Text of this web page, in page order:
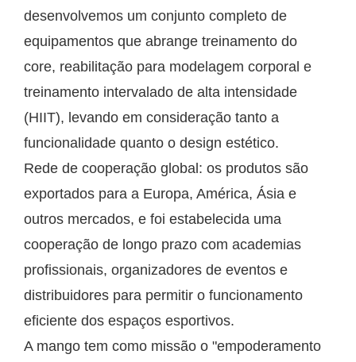
desenvolvemos um conjunto completo de
equipamentos que abrange treinamento do
core, reabilitação para modelagem corporal e
treinamento intervalado de alta intensidade
(HIIT), levando em consideração tanto a
funcionalidade quanto o design estético.
Rede de cooperação global: os produtos são
exportados para a Europa, América, Ásia e
outros mercados, e foi estabelecida uma
cooperação de longo prazo com academias
profissionais, organizadores de eventos e
distribuidores para permitir o funcionamento
eficiente dos espaços esportivos.
A mango tem como missão o "empoderamento